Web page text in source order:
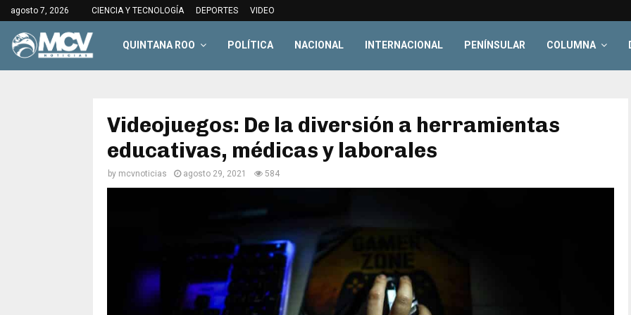
agosto 7, 2026 CIENCIA Y TECNOLOGÍA DEPORTES VIDEO
QUINTANA ROO POLÍTICA NACIONAL INTERNACIONAL PENÍNSULAR COLUMNA
Videojuegos: De la diversión a herramientas
educativas, médicas y laborales
by mcvnoticias agosto 29, 2021 584